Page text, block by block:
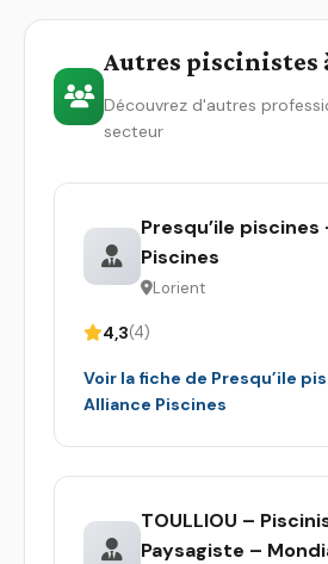
Autres
Découvrez d'autres
secteur
Presqu’ile piscines
Piscines
Lorient
4,3(4)
Voir la fiche de Presqu’ile
Alliance Piscines
TOULLIOU –
Paysagiste –